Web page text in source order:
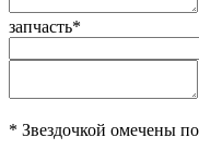
запчасть*
* Звездочкой омечены